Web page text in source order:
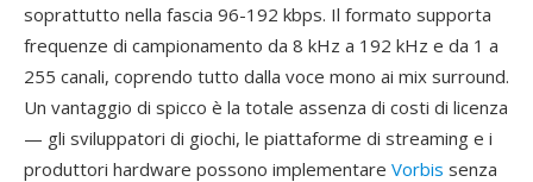
soprattutto nella fascia 96-192 kbps. Il formato supporta
frequenze di campionamento da 8 kHz a 192 kHz e da 1 a
255 canali, coprendo tutto dalla voce mono ai mix surround.
Un vantaggio di spicco è la totale assenza di costi di licenza
— gli sviluppatori di giochi, le piattaforme di streaming e i
produttori hardware possono implementare Vorbis senza